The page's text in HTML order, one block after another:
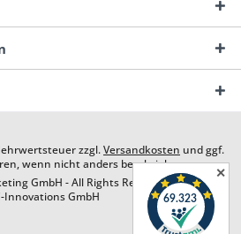
zzgl.Versandkosten und ggf.
wenn nicht anders beschrieben
GmbH - All Rights Reserved. Design by
Innovations GmbH
✕